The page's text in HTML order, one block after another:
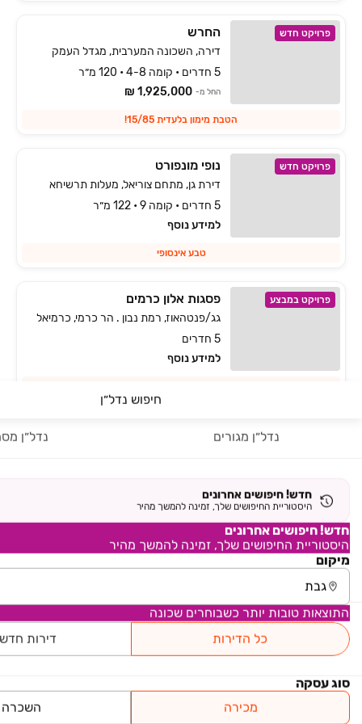
חיפוש נדל״ן
נדל״ן מגורים נדל״ן
חדש! חיפושים אחרונים
היסטוריית החיפושים שלך, זמינה להמשך מהיר
חדש! חיפושים אחרונים
היסטוריית החיפושים שלך, זמינה להמשך מהיר
מיקום
התוצאות טובות יותר כשבוחרים שכונה
כל הדירות
דירות
סוג עסקה
מכירה
השכרה
פרויקט חדש החרש
דירה, השכונה המערבית, מגדל העמק
5 חדרים • קומה 4-8 • 120 מ״ר
החל מ- 1,925,000 ₪
הטבת מימון בלעדית 15/85!
פרויקט חדש נופי מונפורט
דירת גן, מתחם צוריאל, מעלות תרשיחא
5 חדרים • קומה 9 • 122 מ״ר
למידע נוסף
טבע אינסופי
פרויקט במבצע פסגות אלון כרמים
גג/פנטהאוז, רמת נבון . הר כרמי, כרמיאל
5 חדרים
למידע נוסף
פרויקט במבצע דונה בחריש 2 - שכונת הפרחים
למידע נוסף
עמוד 1 מתוך 1
ראשי נדל״ן למכירה
בתים בצפון והעמקים
אזור עפולה והעמקים
גבת